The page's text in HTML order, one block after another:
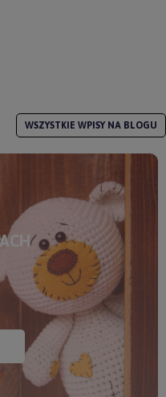
WSZYSTKIE WPISY NA BLOGU